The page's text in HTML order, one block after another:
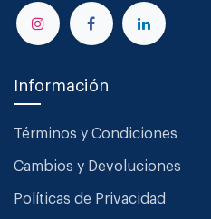
Información
Términos y Condiciones
Cambios y Devoluciones
Políticas de Privacidad